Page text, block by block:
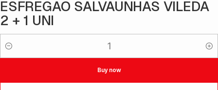
ESFREGAO SALVAUNHAS VILEDA
2 + 1 UNI
Quantidade
Buy now